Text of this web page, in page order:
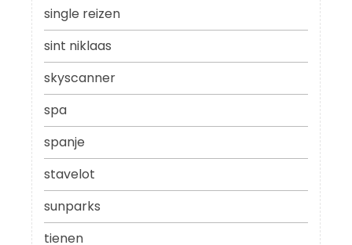
single reizen
sint niklaas
skyscanner
spa
spanje
stavelot
sunparks
tienen